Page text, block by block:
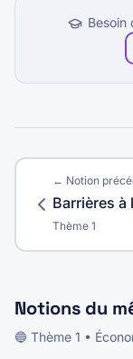
Besoin
← Notion
Thème 1
Notions du
🔵 Thème 1 •